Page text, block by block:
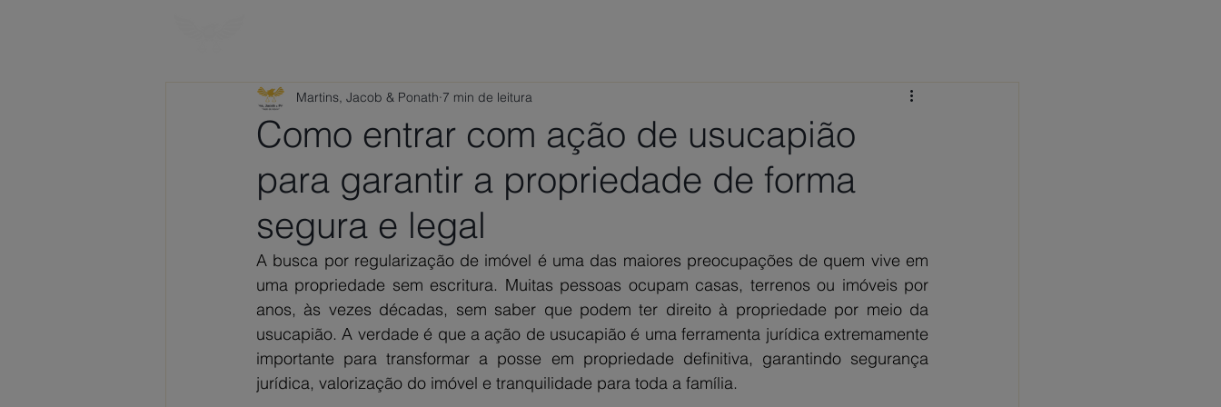
Como entrar com ação de usucapião
para garantir a propriedade de forma
segura e legal
Martins, Jacob & Ponath 7 min de leitura
A busca por regularização de imóvel é uma das maiores preocupações de quem vive em
uma propriedade sem escritura. Muitas pessoas ocupam casas, terrenos ou imóveis por
anos, às vezes décadas, sem saber que podem ter direito à propriedade por meio da
usucapião. A verdade é que a ação de usucapião é uma ferramenta jurídica extremamente
importante para transformar a posse em propriedade definitiva, garantindo segurança
jurídica, valorização do imóvel e tranquilidade para toda a família.